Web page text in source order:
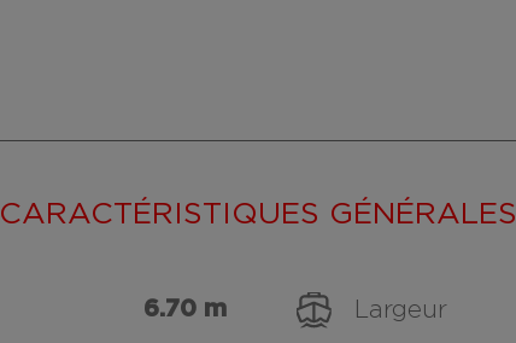
CARACTÉRISTIQUES GÉNÉRALES
6.70 m Largeur